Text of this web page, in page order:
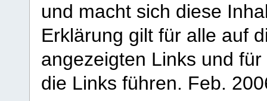
und macht sich diese
Erklärung gilt für alle auf
angezeigten Links und
die Links führen. Feb.